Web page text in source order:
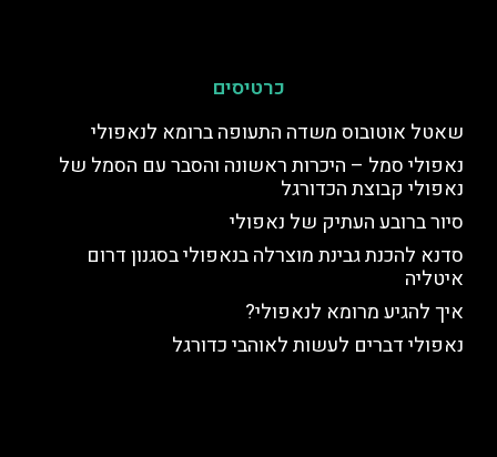
כרטיסים
שאטל אוטובוס משדה התעופה ברומא לנאפולי
נאפולי סמל – היכרות ראשונה והסבר עם הסמל של
נאפולי קבוצת הכדורגל
סיור ברובע העתיק של נאפולי
סדנא להכנת גבינת מוצרלה בנאפולי בסגנון דרום
איטליה
איך להגיע מרומא לנאפולי?
נאפולי דברים לעשות לאוהבי כדורגל